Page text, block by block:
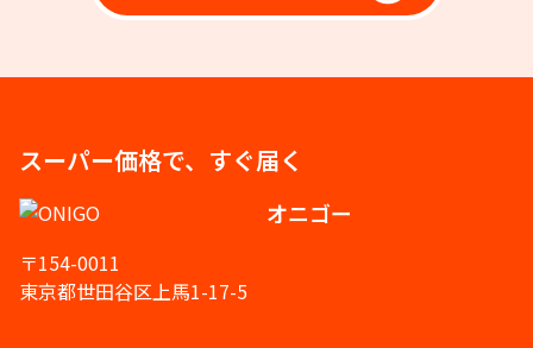
スーパー価格で、すぐ届く
オニゴー
〒154-0011
東京都世田谷区上馬1-17-5